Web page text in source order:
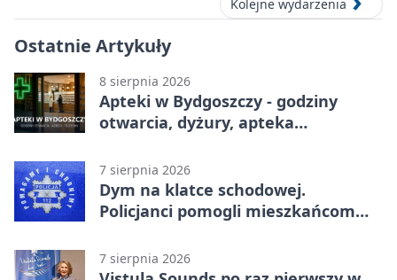
Kolejne wydarzenia
Ostatnie Artykuły
8 sierpnia 2026
Apteki w Bydgoszczy - godziny
otwarcia, dyżury, apteka
7 sierpnia 2026
Dym na klatce schodowej.
Policjanci pomogli mieszkańcom
7 sierpnia 2026